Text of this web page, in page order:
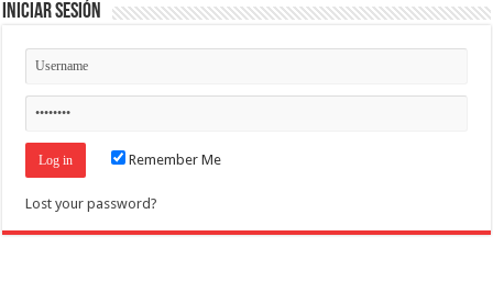
Iniciar Sesión
Remember Me
Lost your password?